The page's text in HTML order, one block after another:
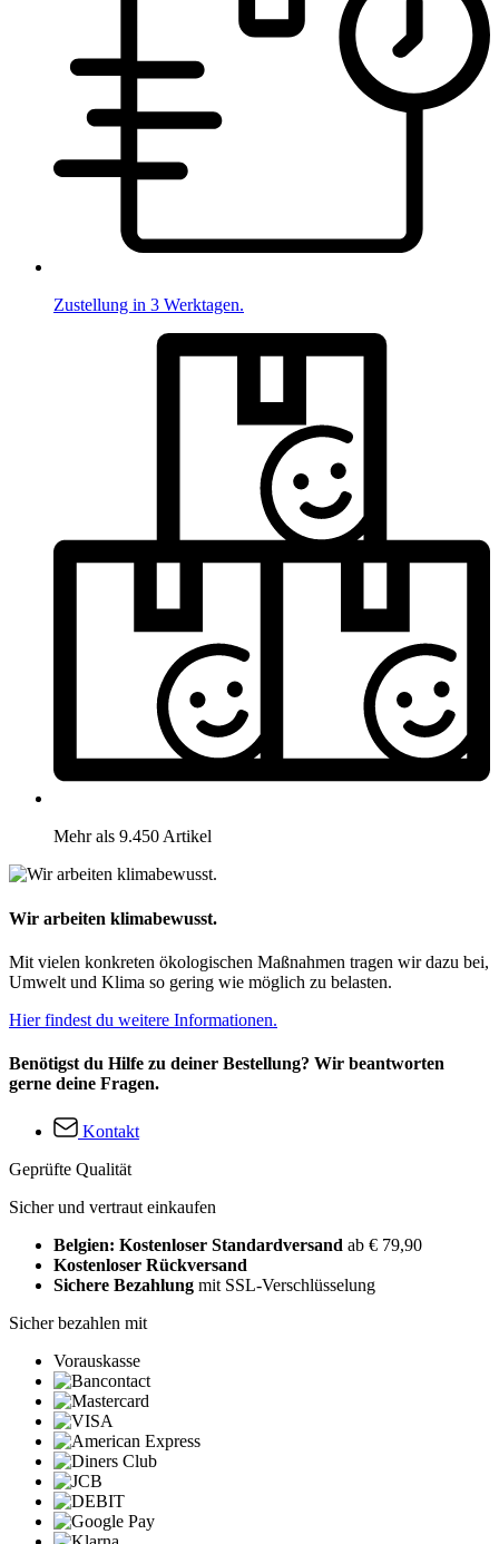
Zustellung in 3 Werktagen.
Mehr als 9.450 Artikel
Wir arbeiten klimabewusst.
Mit vielen konkreten ökologischen Maßnahmen tragen wir dazu bei,
Umwelt und Klima so gering wie möglich zu belasten.
Hier findest du weitere Informationen.
Benötigst du Hilfe zu deiner Bestellung? Wir beantworten
gerne deine Fragen.
Kontakt
Geprüfte Qualität
Sicher und vertraut einkaufen
Belgien: Kostenloser Standardversand ab € 79,90
Kostenloser Rückversand
Sichere Bezahlung mit SSL-Verschlüsselung
Sicher bezahlen mit
Vorauskasse